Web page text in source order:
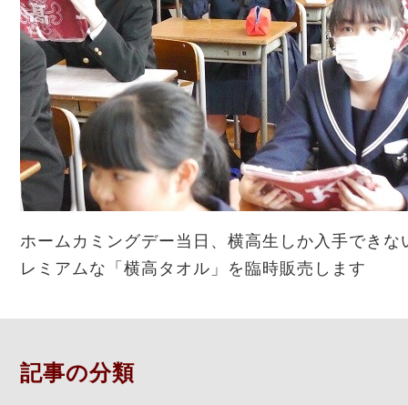
ホームカミングデー当日、横高生しか入手できな
レミアムな「横高タオル」を臨時販売します
記事の分類